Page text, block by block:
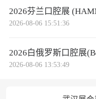
2026芬兰口腔展
2026-08-06 15:51:36
2026白俄罗斯口腔展
2026-08-06 13:53:49